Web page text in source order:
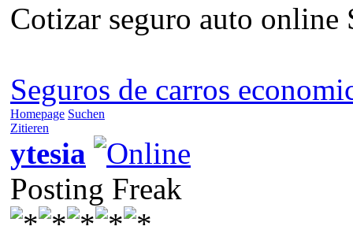
Cotizar seguro auto online
Seguros de carros
Homepage Suchen
Zitieren
ytesia
Posting Freak